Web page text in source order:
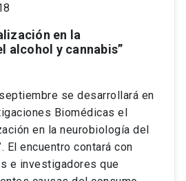
en la
alcohol y cannabis”
se desarrollará en
Biomédicas el
en la neurobiología del
El encuentro contará con
e investigadores que